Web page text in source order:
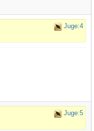
Juge:4
Juge:5